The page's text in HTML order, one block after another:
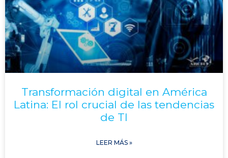
Transformación digital en América
Latina: El rol crucial de las tendencias
de TI
LEER MÁS »